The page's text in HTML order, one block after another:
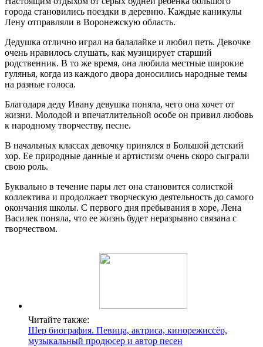
города становились поездки в деревню. Каждые каникулы
Лену отправляли в Воронежскую область.
Дедушка отлично играл на балалайке и любил петь. Девочке
очень нравилось слушать, как музицирует старший
родственник. В то же время, она любила местные широкие
гулянья, когда из каждого двора доносились народные темы
на разные голоса.
Благодаря деду Ивану девушка поняла, чего она хочет от
жизни. Молодой и впечатлительной особе он привил любовь
к народному творчеству, песне.
В начальных классах девочку принялся в Большой детский
хор. Ее природные данные и артистизм очень скоро сыграли
свою роль.
Буквально в течение пары лет она становится солисткой
коллектива и продолжает творческую деятельность до самого
окончания школы. С первого дня пребывания в хоре, Лена
Василек поняла, что ее жизнь будет неразрывно связана с
творчеством.
Читайте также:
Шер биография. Певица, актриса, кинорежиссёр,
музыкальный продюсер и автор песен